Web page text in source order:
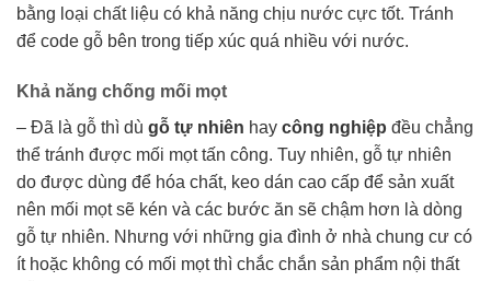
bằng loại chất liệu có khả năng chịu nước cực tốt. Tránh
để code gỗ bên trong tiếp xúc quá nhiều với nước.
Khả năng chống mối mọt
– Đã là gỗ thì dù gỗ tự nhiên hay công nghiệp đều chẳng
thể tránh được mối mọt tấn công. Tuy nhiên, gỗ tự nhiên
do được dùng để hóa chất, keo dán cao cấp để sản xuất
nên mối mọt sẽ kén và các bước ăn sẽ chậm hơn là dòng
gỗ tự nhiên. Nhưng với những gia đình ở nhà chung cư có
ít hoặc không có mối mọt thì chắc chắn sản phẩm nội thất